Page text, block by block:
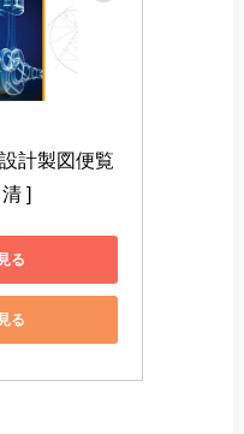
計製図便覧
]
る
る